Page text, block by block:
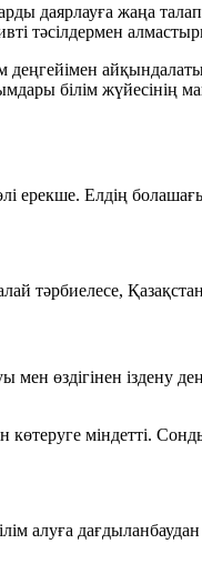
даярлауға жаңа
тәсілдермен
білім
ерекше. Елдің
тәрбиелесе,
мен өздігінен
көтеруге міндетті.
алуға